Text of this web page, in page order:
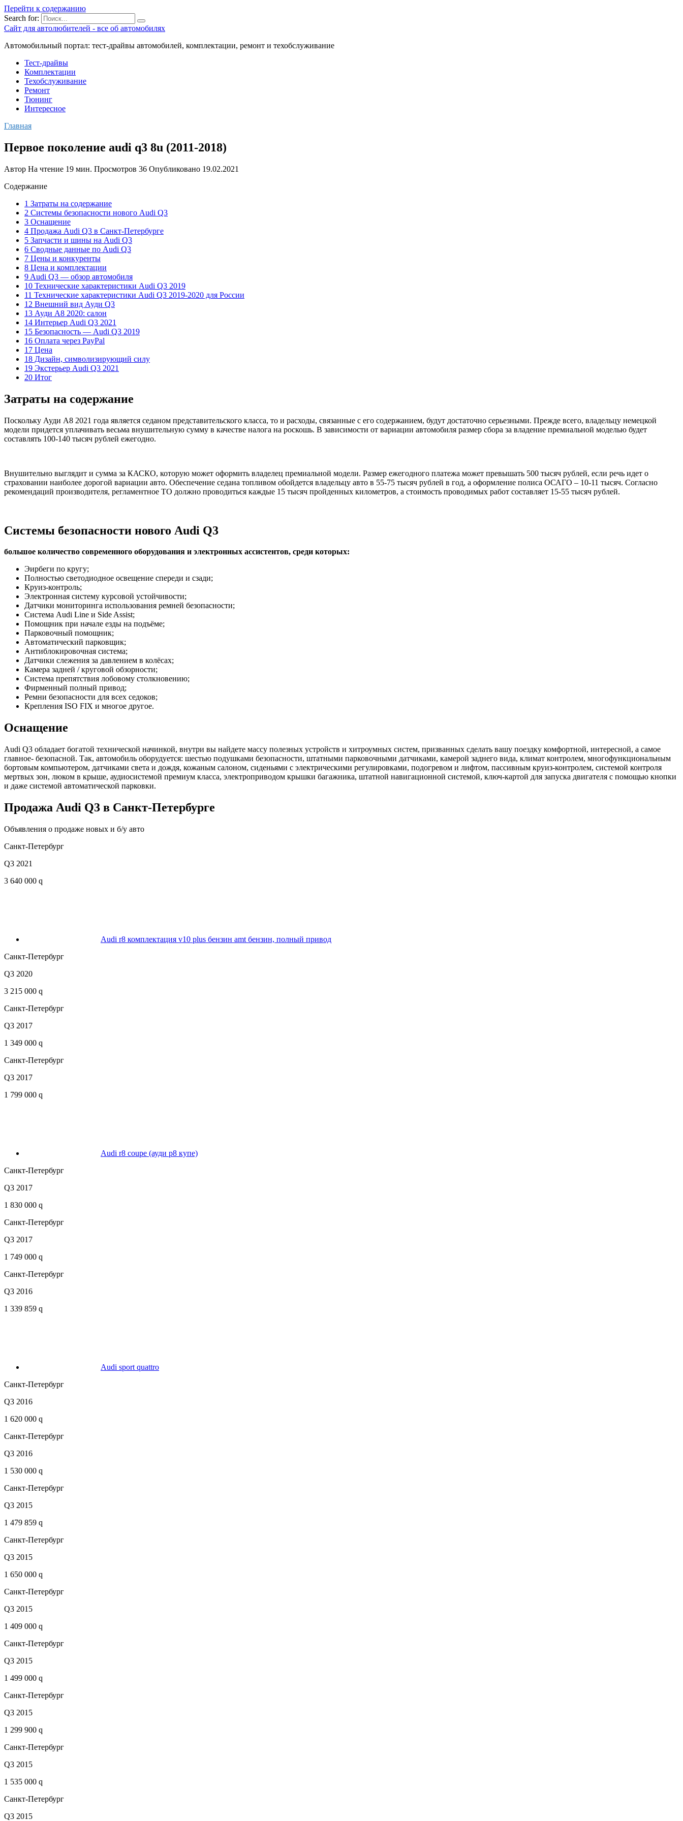
Перейти к содержанию
Search for:
Сайт для автолюбителей - все об автомобилях
Автомобильный портал: тест-драйвы автомобилей, комплектации, ремонт и техобслуживание
Тест-драйвы
Комплектации
Техобслуживание
Ремонт
Тюнинг
Интересное
Главная
Первое поколение audi q3 8u (2011-2018)
Автор На чтение 19 мин. Просмотров 36 Опубликовано 19.02.2021
Содержание
1 Затраты на содержание
2 Системы безопасности нового Audi Q3
3 Оснащение
4 Продажа Audi Q3 в Санкт-Петербурге
5 Запчасти и шины на Audi Q3
6 Сводные данные по Audi Q3
7 Цены и конкуренты
8 Цена и комплектации
9 Audi Q3 — обзор автомобиля
10 Технические характеристики Audi Q3 2019
11 Технические характеристики Audi Q3 2019-2020 для России
12 Внешний вид Ауди Q3
13 Ауди А8 2020: салон
14 Интерьер Audi Q3 2021
15 Безопасность — Audi Q3 2019
16 Оплата через PayPal
17 Цена
18 Дизайн, символизирующий силу
19 Экстерьер Audi Q3 2021
20 Итог
Затраты на содержание
Поскольку Ауди А8 2021 года является седаном представительского класса, то и расходы, связанные с его содержанием, будут достаточно серьезными. Прежде всего, владельцу немецкой
модели придется уплачивать весьма внушительную сумму в качестве налога на роскошь. В зависимости от вариации автомобиля размер сбора за владение премиальной моделью будет
составлять 100-140 тысяч рублей ежегодно.
Внушительно выглядит и сумма за КАСКО, которую может оформить владелец премиальной модели. Размер ежегодного платежа может превышать 500 тысяч рублей, если речь идет о
страховании наиболее дорогой вариации авто. Обеспечение седана топливом обойдется владельцу авто в 55-75 тысяч рублей в год, а оформление полиса ОСАГО – 10-11 тысяч. Согласно
рекомендаций производителя, регламентное ТО должно проводиться каждые 15 тысяч пройденных километров, а стоимость проводимых работ составляет 15-55 тысяч рублей.
Системы безопасности нового Audi Q3
большое количество современного оборудования и электронных ассистентов, среди которых:
Эирбеги по кругу;
Полностью светодиодное освещение спереди и сзади;
Круиз-контроль;
Электронная систему курсовой устойчивости;
Датчики мониторинга использования ремней безопасности;
Система Audi Line и Side Assist;
Помощник при начале езды на подъёме;
Парковочный помощник;
Автоматический парковщик;
Антиблокировочная система;
Датчики слежения за давлением в колёсах;
Камера задней / круговой обзорности;
Система препятствия лобовому столкновению;
Фирменный полный привод;
Ремни безопасности для всех седоков;
Крепления ISO FIX и многое другое.
Оснащение
Audi Q3 обладает богатой технической начинкой, внутри вы найдете массу полезных устройств и хитроумных систем, призванных сделать вашу поездку комфортной, интересной, а самое
главное- безопасной. Так, автомобиль оборудуется: шестью подушками безопасности, штатными парковочными датчиками, камерой заднего вида, климат контролем, многофункциональным
бортовым компьютером, датчиками света и дождя, кожаным салоном, сиденьями с электрическими регулировками, подогревом и лифтом, пассивным круиз-контролем, системой контроля
мертвых зон, люком в крыше, аудиосистемой премиум класса, электроприводом крышки багажника, штатной навигационной системой, ключ-картой для запуска двигателя с помощью кнопки
и даже системой автоматической парковки.
Продажа Audi Q3 в Санкт-Петербурге
Объявления о продаже новых и б/у авто
Санкт-Петербург
Q3 2021
3 640 000 q
Audi r8 комплектация v10 plus бензин amt бензин, полный привод
Санкт-Петербург
Q3 2020
3 215 000 q
Санкт-Петербург
Q3 2017
1 349 000 q
Санкт-Петербург
Q3 2017
1 799 000 q
Audi r8 coupe (ауди р8 купе)
Санкт-Петербург
Q3 2017
1 830 000 q
Санкт-Петербург
Q3 2017
1 749 000 q
Санкт-Петербург
Q3 2016
1 339 859 q
Audi sport quattro
Санкт-Петербург
Q3 2016
1 620 000 q
Санкт-Петербург
Q3 2016
1 530 000 q
Санкт-Петербург
Q3 2015
1 479 859 q
Санкт-Петербург
Q3 2015
1 650 000 q
Санкт-Петербург
Q3 2015
1 409 000 q
Санкт-Петербург
Q3 2015
1 499 000 q
Санкт-Петербург
Q3 2015
1 299 900 q
Санкт-Петербург
Q3 2015
1 535 000 q
Санкт-Петербург
Q3 2015